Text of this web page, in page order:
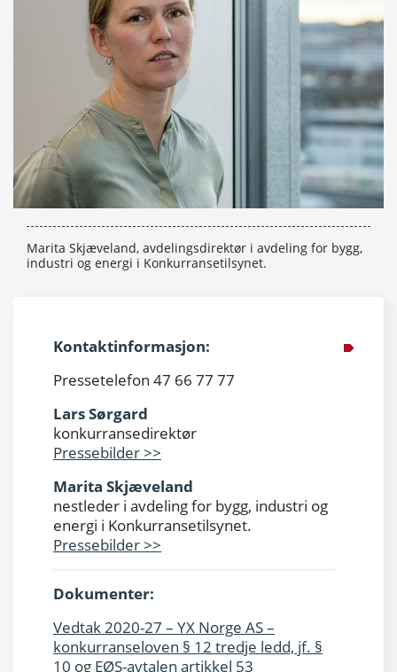
Marita Skjæveland, avdelingsdirektør i avdeling for bygg,
industri og energi i Konkurransetilsynet.
Kontaktinformasjon:
Pressetelefon 47 66 77 77
Lars Sørgard
konkurransedirektør
Pressebilder >>
Marita Skjæveland
nestleder i avdeling for bygg, industri og
energi i Konkurransetilsynet.
Pressebilder >>
Dokumenter:
Vedtak 2020-27 – YX Norge AS –
konkurranseloven § 12 tredje ledd, jf. §
10 og EØS-avtalen artikkel 53